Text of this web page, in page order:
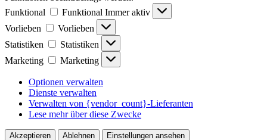
Funktional
Funktional Immer aktiv
Vorlieben
Vorlieben
Statistiken
Statistiken
Marketing
Marketing
Optionen verwalten
Dienste verwalten
Verwalten von {vendor_count}-Lieferanten
Lese mehr über diese Zwecke
Akzeptieren Ablehnen Einstellungen ansehen